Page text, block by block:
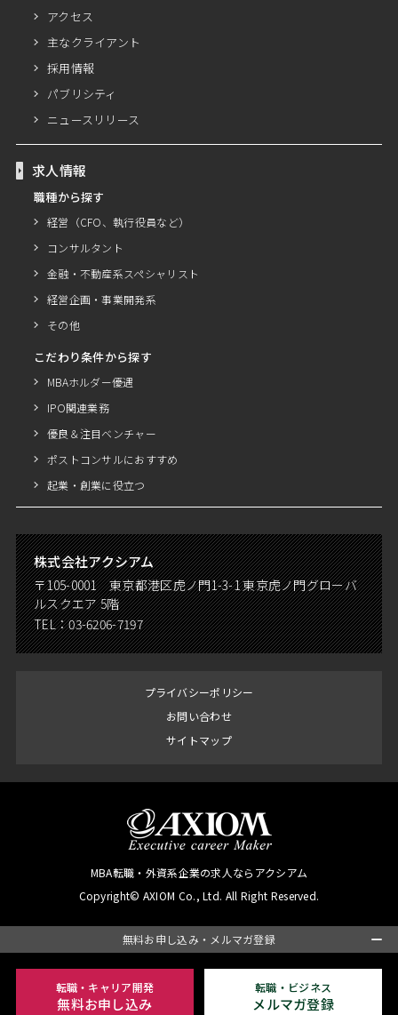
無料お申し込み・メルマガ登録
転職・キャリア開発
無料お申し込み
転職・ビジネス
メルマガ登録
アクセス
主なクライアント
採用情報
パブリシティ
ニュースリリース
求人情報
職種から探す
経営（CFO、執行役員など）
コンサルタント
金融・不動産系スペシャリスト
経営企画・事業開発系
その他
こだわり条件から探す
MBAホルダー優遇
IPO関連業務
優良＆注目ベンチャー
ポストコンサルにおすすめ
起業・創業に役立つ
株式会社アクシアム
〒105-0001 東京都港区虎ノ門1-3-1 東京虎ノ門グローバ
ルスクエア 5階
TEL：03-6206-7197
プライバシーポリシー
お問い合わせ
サイトマップ
MBA転職・外資系企業の求人ならアクシアム
Copyright© AXIOM Co., Ltd. All Right Reserved.